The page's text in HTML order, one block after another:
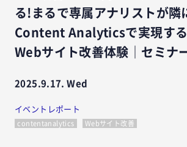
る!まるで専属アナリストが隣
Content Analyticsで実現する
Webサイト改善体験｜セミナ
2025.9.17. Wed
イベントレポート
contentanalytics Webサイト改善